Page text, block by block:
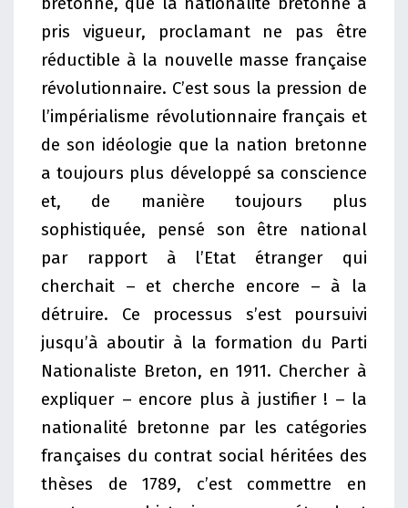
pris vigueur, proclamant ne pas être
réductible à la nouvelle masse française
révolutionnaire. C’est sous la pression de
l’impérialisme révolutionnaire français et
de son idéologie que la nation bretonne
a toujours plus développé sa conscience
et, de manière toujours plus
sophistiquée, pensé son être national
par rapport à l’Etat étranger qui
cherchait – et cherche encore – à la
détruire. Ce processus s’est poursuivi
jusqu’à aboutir à la formation du Parti
Nationaliste Breton, en 1911. Chercher à
expliquer – encore plus à justifier ! – la
nationalité bretonne par les catégories
françaises du contrat social héritées des
thèses de 1789, c’est commettre en